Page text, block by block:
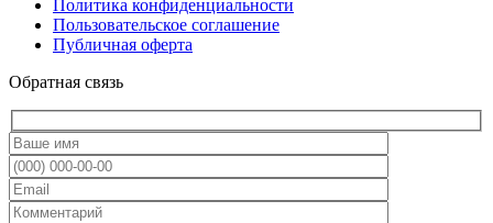
Политика конфиденциальности
Пользовательское соглашение
Публичная оферта
Обратная связь